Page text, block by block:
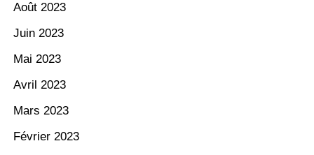
Août 2023
Juin 2023
Mai 2023
Avril 2023
Mars 2023
Février 2023